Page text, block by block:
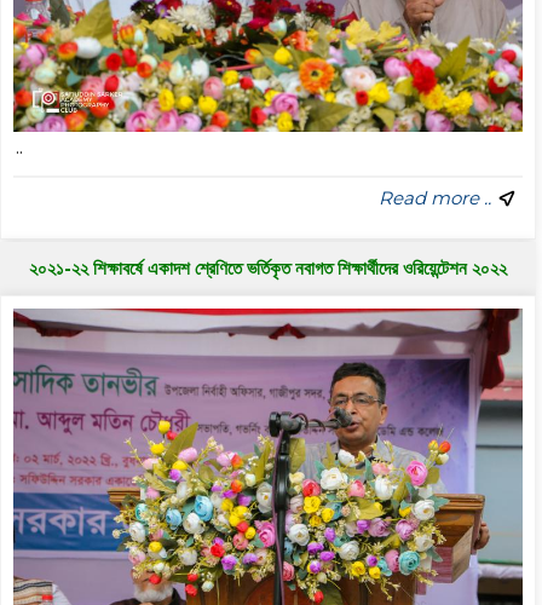
..
Read more ..
২০২১-২২ শিক্ষাবর্ষে একাদশ শ্রেণিতে ভর্তিকৃত নবাগত শিক্ষার্থীদের ওরিয়েন্টেশন ২০২২